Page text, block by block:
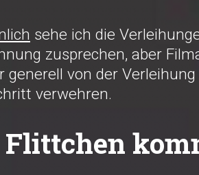
sehe ich die
zusprechen, aber
generell von der
verwehren.
Flittchen